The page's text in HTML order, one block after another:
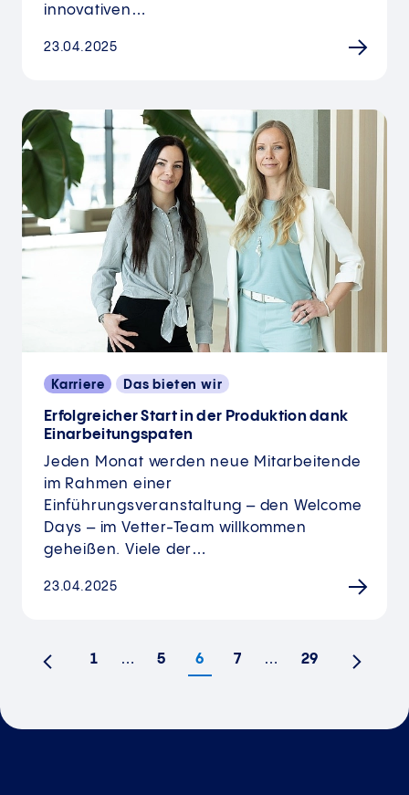
innovativen…
23.04.2025
Karriere Das bieten wir
Erfolgreicher Start in der Produktion dank
Einarbeitungspaten
Jeden Monat werden neue Mitarbeitende
im Rahmen einer
Einführungsveranstaltung – den Welcome
Days – im Vetter-Team willkommen
geheißen. Viele der…
23.04.2025
Vorherige
1 … 5 6 7 … 29